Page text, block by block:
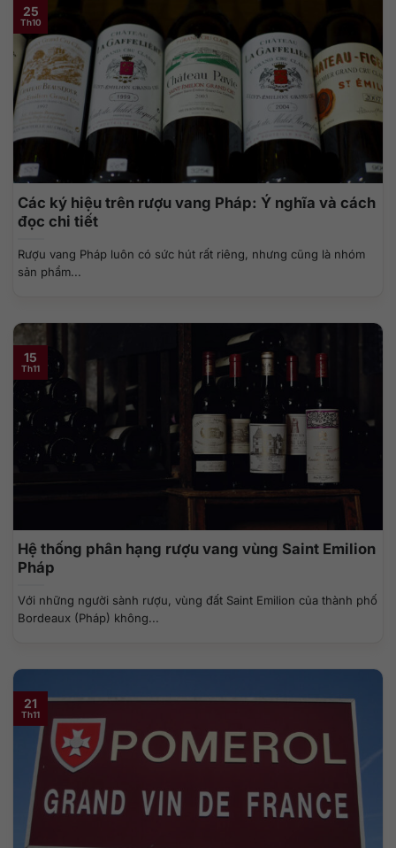
Các ký hiệu trên rượu vang Pháp: Ý nghĩa và cách
đọc chi tiết
Rượu vang Pháp luôn có sức hút rất riêng, nhưng cũng là nhóm
sản phẩm...
25
Th10
Hệ thống phân hạng rượu vang vùng Saint Emilion
Pháp
Với những người sành rượu, vùng đất Saint Emilion của thành phố
Bordeaux (Pháp) không...
15
Th11
21
Th11